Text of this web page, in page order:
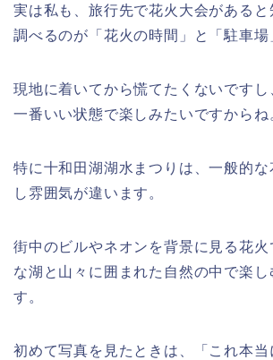
実は私も、旅行先で花火大会があると
調べるのが「花火の時間」と「駐車場
現地に着いてから慌てたくないですし
一番いい状態で楽しみたいですからね
特に十和田湖湖水まつりは、一般的
し雰囲気が違います。
街中のビルやネオンを背景に見る花火
な湖と山々に囲まれた自然の中で楽
す。
初めて写真を見たときは、「これ本当